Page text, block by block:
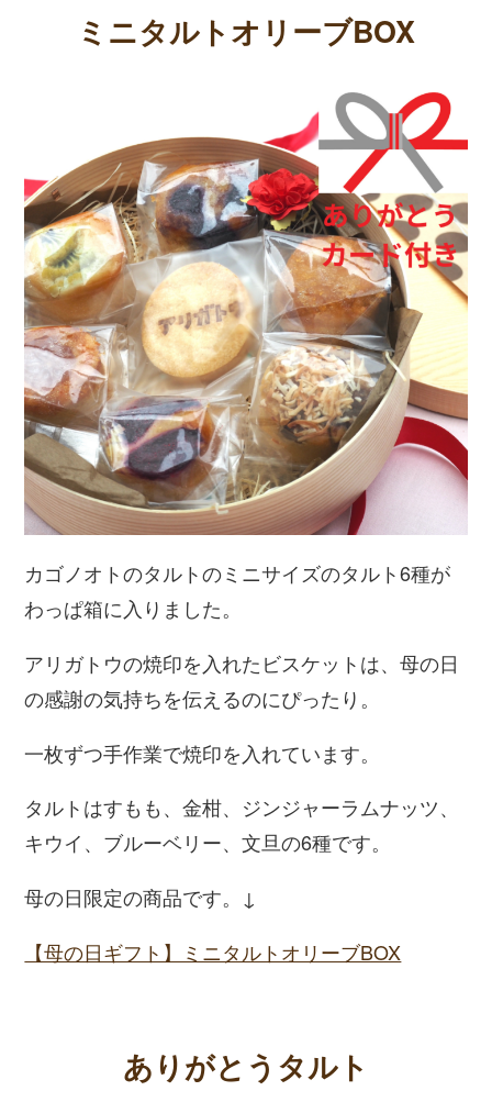
ミニタルトオリーブBOX
カゴノオトのタルトのミニサイズのタルト6種が
わっぱ箱に入りました。
アリガトウの焼印を入れたビスケットは、母の日
の感謝の気持ちを伝えるのにぴったり。
一枚ずつ手作業で焼印を入れています。
タルトはすもも、金柑、ジンジャーラムナッツ、
キウイ、ブルーベリー、文旦の6種です。
母の日限定の商品です。↓
【母の日ギフト】ミニタルトオリーブBOX
ありがとうタルト